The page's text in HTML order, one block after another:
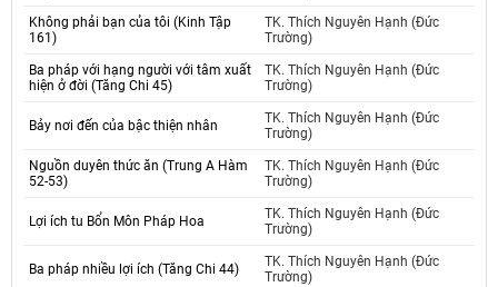
Không phải bạn của tôi (Kinh Tập
161)
TK. Thích Nguyên Hạnh (Đức
Trường)
Ba pháp với hạng người với tâm xuất
hiện ở đời (Tăng Chi 45)
TK. Thích Nguyên Hạnh (Đức
Trường)
Bảy nơi đến của bậc thiện nhân
TK. Thích Nguyên Hạnh (Đức
Trường)
Nguồn duyên thức ăn (Trung A Hàm
52-53)
TK. Thích Nguyên Hạnh (Đức
Trường)
Lợi ích tu Bổn Môn Pháp Hoa
TK. Thích Nguyên Hạnh (Đức
Trường)
Ba pháp nhiều lợi ích (Tăng Chi 44)
TK. Thích Nguyên Hạnh (Đức
Trường)